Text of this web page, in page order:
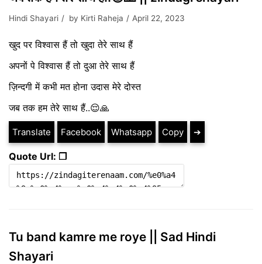
Hindi Shayari by Kirti Raheja April 22, 2023
खुद पर विश्वास हैं तो खुदा तेरे साथ हैं
अपनों पे विश्वास हैं तो दुआ तेरे साथ हैं
ज़िन्दगी में कभी मत होना उदास मेरे दोस्त
जब तक हम तेरे साथ हैं..😌🙏
Translate Facebook Whatsapp Copy ➔
Quote Url: ❐
Tu band kamre me roye || Sad Hindi
Shayari